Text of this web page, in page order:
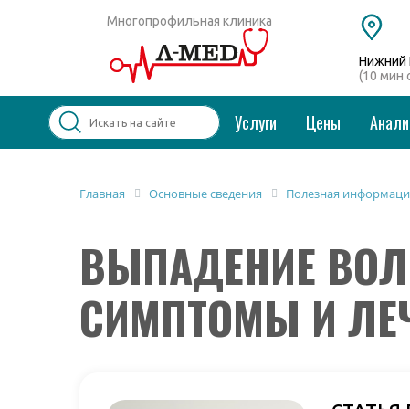
Многопрофильная клиника
Нижний
(10 мин
Услуги Цены
Популярные запросы
Дерматолог
Косметология
Удаление бородавок
Главная Основные сведения Полезная
ВЫПАДЕНИЕ
СИМПТОМЫ И